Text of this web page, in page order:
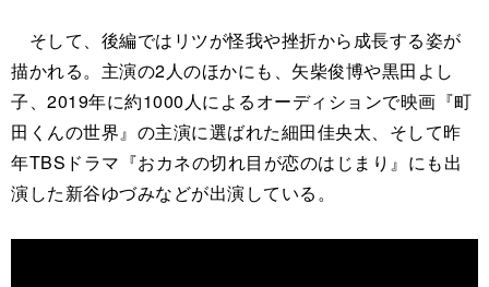
そして、後編ではリツが怪我や挫折から成長する姿が
描かれる。主演の2人のほかにも、矢柴俊博や黒田よし
子、2019年に約1000人によるオーディションで映画『町
田くんの世界』の主演に選ばれた細田佳央太、そして昨
年TBSドラマ『おカネの切れ目が恋のはじまり』にも出
演した新谷ゆづみなどが出演している。